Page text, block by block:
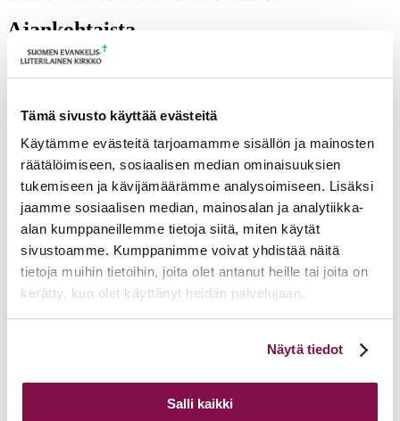
Tämä sivusto käyttää evästeitä
Käytämme evästeitä tarjoamamme sisällön ja mainosten
räätälöimiseen, sosiaalisen median ominaisuuksien
tukemiseen ja kävijämäärämme analysoimiseen. Lisäksi
jaamme sosiaalisen median, mainosalan ja analytiikka-
alan kumppaneillemme tietoja siitä, miten käytät
sivustoamme. Kumppanimme voivat yhdistää näitä
tietoja muihin tietoihin, joita olet antanut heille tai joita on
kerätty, kun olet käyttänyt heidän palvelujaan.
linkistä.
Näytä tiedot
Salli kaikki
Ajankohtaista
17.06.2026 Pelastetaan Namibian alkukirkko – yhdessä! –
Namibian kirkon varainkeruukampanja
11.06.2026 Tuomiokapitulin päätöksiä 10.6.2026